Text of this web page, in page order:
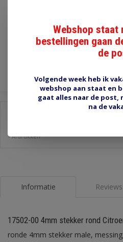
-Afdrukken
Informatie
17502-00 4mm stekker rond
ronde 4mm stekker male,
Webshop staat
bestellingen gaan
de
Volgende week heb ik
webshop aan staat en
gaat alles naar de
na de